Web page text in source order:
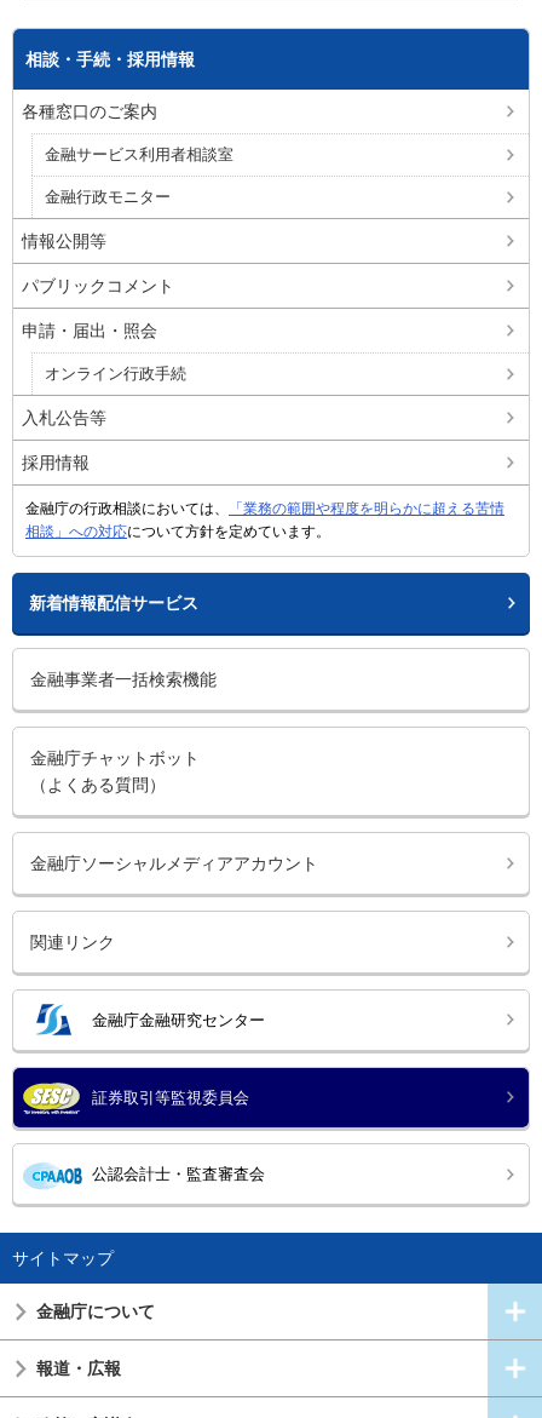
相談・手続・採用情報
各種窓口のご案内
金融サービス利用者相談室
金融行政モニター
情報公開等
パブリックコメント
申請・届出・照会
オンライン行政手続
入札公告等
採用情報
金融庁の行政相談においては、
「業務の範囲や程度を明らかに超える苦情
相談」への対応について方針を定めています。
新着情報配信サービス
金融事業者一括検索機能
金融庁チャットボット
（よくある質問）
金融庁ソーシャルメディアアカウント
関連リンク
金融庁金融研究センター
証券取引等監視委員会
公認会計士・監査審査会
サイトマップ
金融庁について
報道・広報